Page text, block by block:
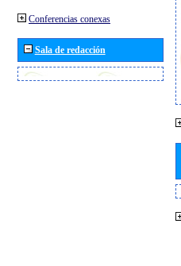
Conferencias conexas
Sala de redacción